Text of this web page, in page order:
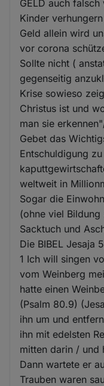
GELD auch
Kinder
Geld allein wird
vor corona
Sollte nicht (
gegenseitig
Krise sowieso
Christus ist und
man sie
Gebet das
Entschuldigung
weltweit in
Sogar die
(ohne viel
Sacktuch und
Die BIBEL Jesaja
1 Ich will singen
vom Weinberg
hatte einen
(Psalm 80.9)
ihn um und
ihn mit edelsten
mitten darin / und
Dann wartete er
Trauben waren